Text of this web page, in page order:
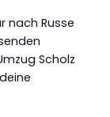
nach Russe
Scholz